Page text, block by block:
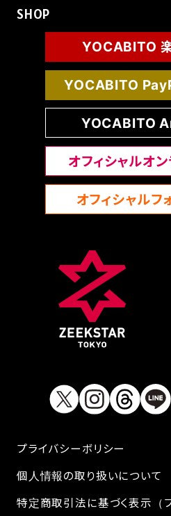
SHOP
YOCABITO
YOCABITO
YOCABITO
オフィシャルオ
オフィシャルフ
プライバシーボリシー
個人情報の取り扱いについて
特定商取引法に基づく表示（フ